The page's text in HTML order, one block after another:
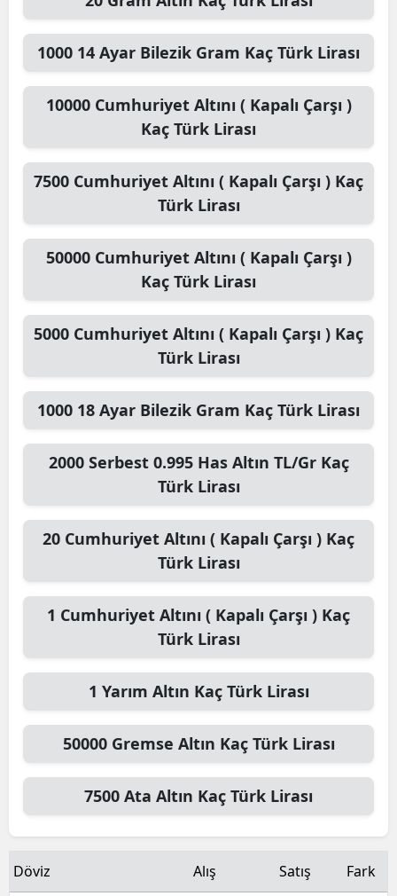
1000 14 Ayar Bilezik Gram Kaç Türk Lirası
10000 Cumhuriyet Altını ( Kapalı Çarşı )
Kaç Türk Lirası
7500 Cumhuriyet Altını ( Kapalı Çarşı ) Kaç
Türk Lirası
50000 Cumhuriyet Altını ( Kapalı Çarşı )
Kaç Türk Lirası
5000 Cumhuriyet Altını ( Kapalı Çarşı ) Kaç
Türk Lirası
1000 18 Ayar Bilezik Gram Kaç Türk Lirası
2000 Serbest 0.995 Has Altın TL/GrKaç
Türk Lirası
20 Cumhuriyet Altını ( Kapalı Çarşı ) Kaç
Türk Lirası
1 Cumhuriyet Altını ( Kapalı Çarşı ) Kaç
Türk Lirası
1 Yarım Altın Kaç Türk Lirası
50000 Gremse Altın Kaç Türk Lirası
7500 Ata Altın Kaç Türk Lirası
Döviz Alış Satış Fark